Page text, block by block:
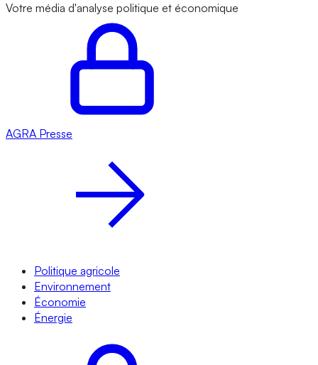
Votre média d'analyse politique et économique
AGRA Presse
Politique agricole
Environnement
Économie
Énergie